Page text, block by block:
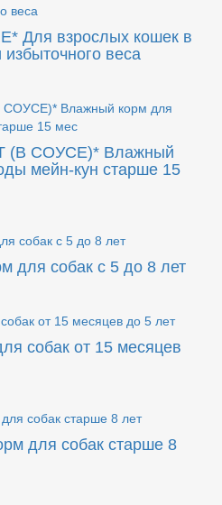
Для взрослых кошек в
веса
(В СОУСЕ)* Влажный
мейн-кун старше 15
для собак с 5 до 8 лет
собак от 15 месяцев
для собак старше 8